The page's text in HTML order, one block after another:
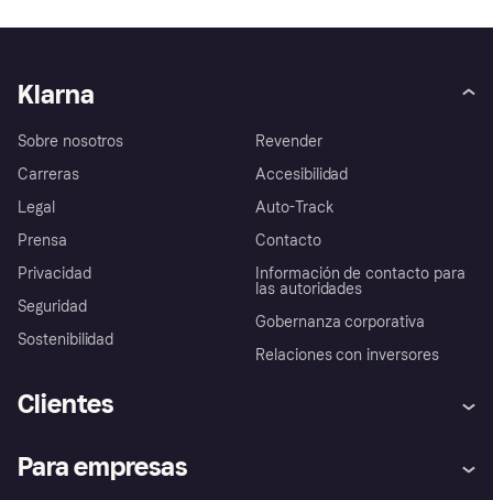
Klarna
Sobre nosotros
Carreras
Legal
Prensa
Privacidad
Seguridad
Sostenibilidad
Revender
Accesibilidad
Auto-Track
Contacto
Información de contacto para
las autoridades
Gobernanza corporativa
Relaciones con inversores
Clientes
Inicio de sesión
Para empresas